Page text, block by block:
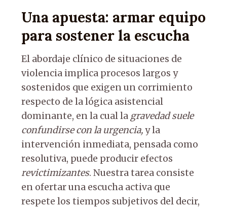
Una apuesta: armar equipo
para sostener la escucha
El abordaje clínico de situaciones de
violencia implica procesos largos y
sostenidos que exigen un corrimiento
respecto de la lógica asistencial
dominante, en la cual la gravedad suele
confundirse con la urgencia,y la
intervención inmediata, pensada como
resolutiva, puede producir efectos
revictimizantes. Nuestra tarea consiste
en ofertar una escucha activa que
respete los tiempos subjetivos del decir,